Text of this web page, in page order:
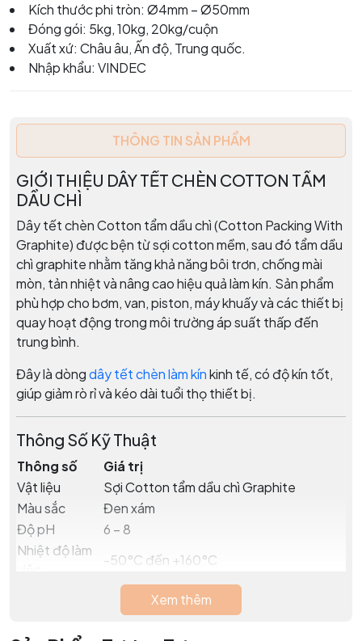
Kích thước phi tròn: Ø4mm – Ø50mm
Đóng gói: 5kg, 10kg, 20kg/cuộn
Xuất xứ: Châu âu, Ấn độ, Trung quốc.
Nhập khẩu: VINDEC
THÔNG TIN SẢN PHẨM
GIỚI THIỆU DÂY TẾT CHÈN COTTON TẨM
DẦU CHÌ
Dây tết chèn Cotton tẩm dầu chì (Cotton Packing With
Graphite) được bện từ sợi cotton mềm, sau đó tẩm dầu
chì graphite nhằm tăng khả năng bôi trơn, chống mài
mòn, tản nhiệt và nâng cao hiệu quả làm kín. Sản phẩm
phù hợp cho bơm, van, piston, máy khuấy và các thiết bị
quay hoạt động trong môi trường áp suất thấp đến
trung bình.
Đây là dòngdây tết chèn làm kínkinh tế, có độ kín tốt,
giúp giảm rò rỉ và kéo dài tuổi thọ thiết bị.
Thông Số Kỹ Thuật
Thông số
Giá trị
Vật liệu
Sợi Cotton tẩm dầu chì Graphite
Màu sắc
Đen xám
Độ pH
6 – 8
Nhiệt độ làm
-50°C đến +160°C
12 Bar
8 Bar
Tốc độ trục
Xem thêm